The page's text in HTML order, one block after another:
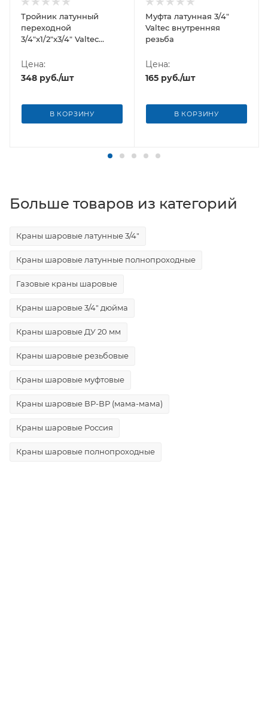
Тройник латунный
переходной
3/4"x1/2"x3/4" Valtec
Цена:
348 руб./шт
В КОРЗИНУ
Муфта латунная 3/4"
Valtec внутренняя
резьба
Цена:
165 руб./шт
В КОРЗИНУ
Больше товаров из категорий
Краны шаровые латунные 3/4"
Краны шаровые латунные полнопроходные
Газовые краны шаровые
Краны шаровые 3/4" дюйма
Краны шаровые ДУ 20 мм
Краны шаровые резьбовые
Краны шаровые муфтовые
Краны шаровые ВР-ВР (мама-мама)
Краны шаровые Россия
Краны шаровые полнопроходные